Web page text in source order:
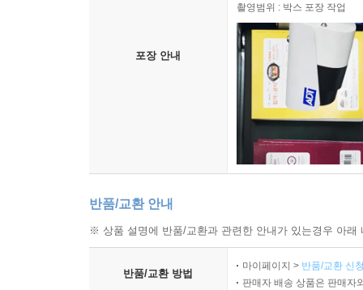
포장 안내
촬영범위 : 박스 포장 작업
반품/교환 안내
※ 상품 설명에 반품/교환과 관련한 안내가 있는경우 아
반품/교환 방법
마이페이지 > 반품/교환 신
판매자 배송 상품은 판매자